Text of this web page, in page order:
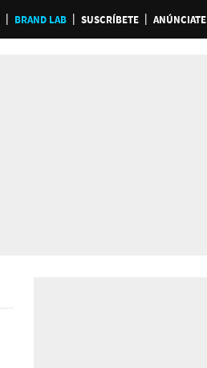
BRAND LAB SUSCRÍBETE ANÚNCIATE